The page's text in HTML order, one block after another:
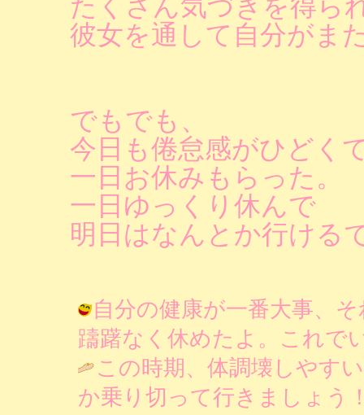
たくさん気づきを得ら
彼女を通して自分がま
でもでも、
今日も倦怠感がひどく
一日お休みもらった。
一日ゆっくり休んで
明日はなんとか行ける
自分の健康が一番大事、
躊躇なく休めたよ。これで
この時期、体調壊しやす
か乗り切って行きましょう